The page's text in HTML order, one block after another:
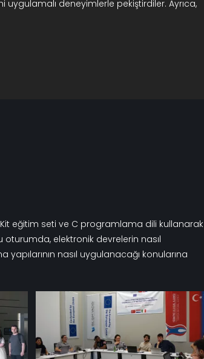
uygulamalı deneyimlerle pekiştirdiler. Ayrıca,
Kit eğitim seti ve C programlama dili kullanarak
elektronik devrelerin nasıl
nasıl uygulanacağı konularına
uygulamalı olarak öğrenerek ilk projelerini